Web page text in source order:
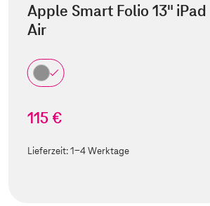
Apple Smart Folio 13" iPad
Air
115 €
Lieferzeit:1-4 Werktage